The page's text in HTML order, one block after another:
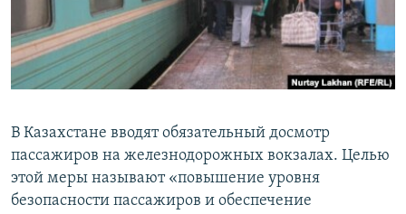
В Казахстане вводят обязательный досмотр
пассажиров на железнодорожных вокзалах. Целью
этой меры называют «повышение уровня
безопасности пассажиров и обеспечение